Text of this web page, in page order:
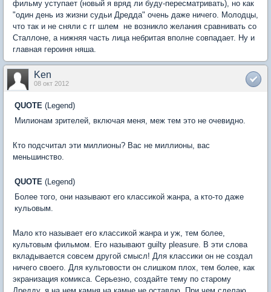
фильму уступает (новый я вряд ли буду-пересматривать), но как
"один день из жизни судьи Дредда" очень даже ничего. Молодцы,
что так и не сняли с гг шлем  не возникло желания сравнивать со
Сталлоне, а нижняя часть лица небритая вполне совпадает. Ну и
главная героиня няша.
Ken
08 окт 2012
QUOTE (Legend)
Милионам зрителей, включая меня, меж тем это не очевидно.
Кто подсчитал эти миллионы? Вас не миллионы, вас
меньшинство.
QUOTE (Legend)
Более того, они называют его классикой жанра, а кто-то даже
кульовым.
Мало кто называет его классикой жанра и уж, тем более,
культовым фильмом. Его называют guilty pleasure. В эти слова
вкладывается совсем другой смысл! Для классики он не создал
ничего своего. Для культовости он слишком плох, тем более, как
экранизация комикса. Серьезно, создайте тему по старому